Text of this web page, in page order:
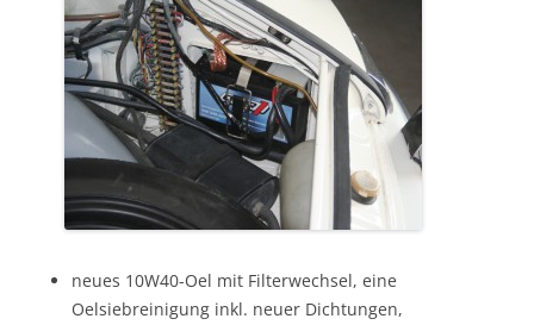
neues 10W40-Oel mit Filterwechsel, eine
Oelsiebreinigung inkl. neuer Dichtungen,